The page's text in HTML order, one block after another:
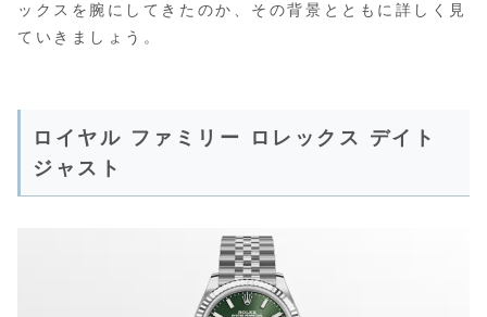
ックスを腕にしてきたのか、その背景とともに詳しく見
ていきましょう。
ロイヤル ファミリー ロレックス デイト
ジャスト